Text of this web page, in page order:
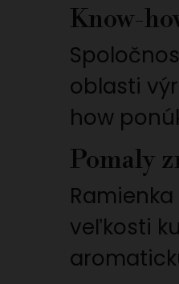
Know-
oblasti
how
Pomaly
veľkosti